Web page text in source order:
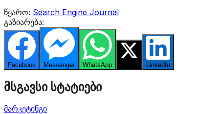
წყარო: Search Engine Journal
გაზიარება:
Facebook Messenger WhatsApp LinkedIn
მსგავსი სტატიები
მარკეტინგი